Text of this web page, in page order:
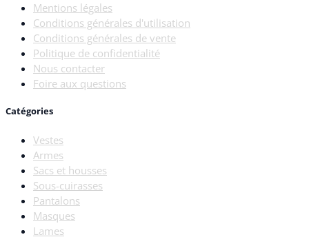
Mentions légales
Conditions générales d'utilisation
Conditions générales de vente
Politique de confidentialité
Nous contacter
Foire aux questions
Catégories
Vestes
Armes
Sacs et housses
Sous-cuirasses
Pantalons
Masques
Lames